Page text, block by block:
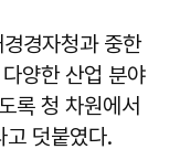
경자청과 중한
양한 산업 분야
록 청 차원에서
고 덧붙였다.